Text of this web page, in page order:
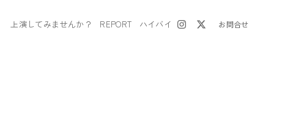
上演してみませんか？ REPORT ハイバイ お問合せ